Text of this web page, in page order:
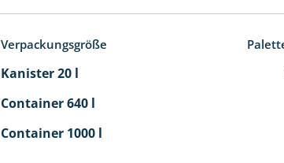
Verpackungsgröße
Kanister 20 l
Container 640 l
Container 1000 l